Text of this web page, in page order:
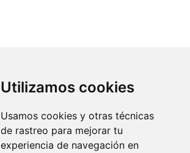
Utilizamos cookies
Usamos cookies y otras técnicas
de rastreo para mejorar tu
experiencia de navegación en